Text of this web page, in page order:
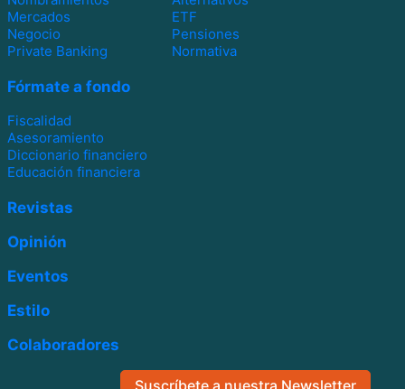
Mercados
ETF
Negocio
Pensiones
Private Banking
Normativa
Fórmate a fondo
Fiscalidad
Asesoramiento
Diccionario financiero
Educación financiera
Revistas
Opinión
Eventos
Estilo
Colaboradores